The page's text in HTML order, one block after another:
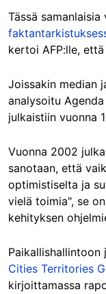
Tässä
kertoi AFP:lle,
Joissakin median
analysoitu
julkaistiin vuonna
Vuonna 2002
sanotaan, että
optimistiselta ja
vielä toimia", se
kehityksen
Cities Territories
kirjoittamassa